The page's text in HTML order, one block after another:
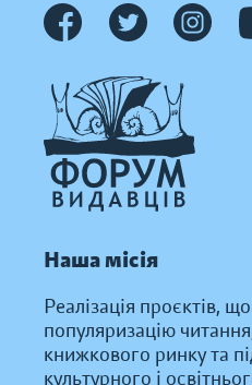
Наша місія
Реалізація проєктів,
популяризацію
книжкового ринку та
культурного і